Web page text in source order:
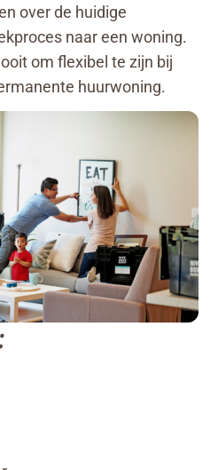
over de huidige
naar een woning.
om flexibel te zijn bij
huurwoning.